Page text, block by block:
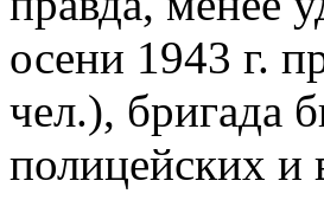
осени 1943 г.
чел.), бригада
полицейских и